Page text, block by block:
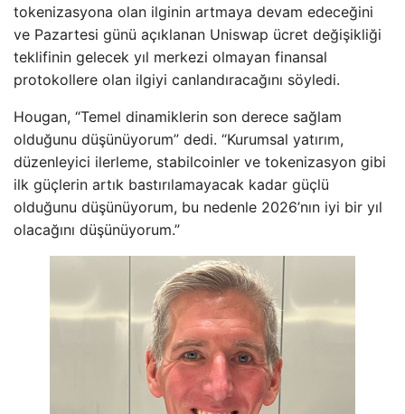
tokenizasyona olan ilginin artmaya devam edeceğini
ve Pazartesi günü açıklanan Uniswap ücret değişikliği
teklifinin gelecek yıl merkezi olmayan finansal
protokollere olan ilgiyi canlandıracağını söyledi.
Hougan, “Temel dinamiklerin son derece sağlam
olduğunu düşünüyorum” dedi. “Kurumsal yatırım,
düzenleyici ilerleme, stabilcoinler ve tokenizasyon gibi
ilk güçlerin artık bastırılamayacak kadar güçlü
olduğunu düşünüyorum, bu nedenle 2026’nın iyi bir yıl
olacağını düşünüyorum.”